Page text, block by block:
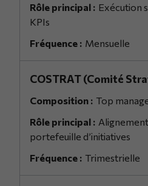
Exécution
KPIs
Mensuelle
COSTRAT (Comité
Top
portefeuille d’initiatives
Trimestrielle